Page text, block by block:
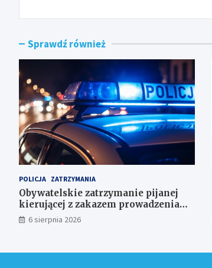
Sprawdź również
POLICJA ZATRZYMANIA
Obywatelskie zatrzymanie pijanej
kierującej z zakazem prowadzenia
auta6 sierpnia 2026